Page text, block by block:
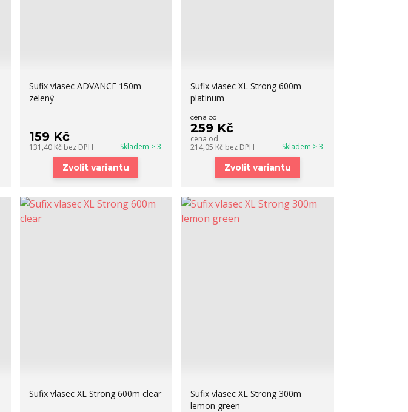
Sufix vlasec ADVANCE 150m
zelený
159 Kč
131,40 Kč bez DPH Skladem > 3
Zvolit variantu
Sufix vlasec XL Strong 600m
platinum
cena od
259 Kč
cena od
214,05 Kč bez DPH Skladem > 3
Zvolit variantu
Sufix vlasec XL Strong 600m clear
Sufix vlasec XL Strong 300m
lemon green